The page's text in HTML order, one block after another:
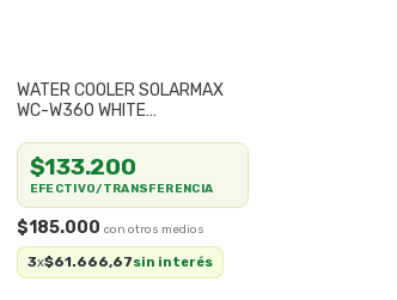
WATER COOLER SOLARMAX
WC-W360 WHITE
$185.000
3x$61.666,67sin interés
$133.200
EFECTIVO/TRANSFERENCIA